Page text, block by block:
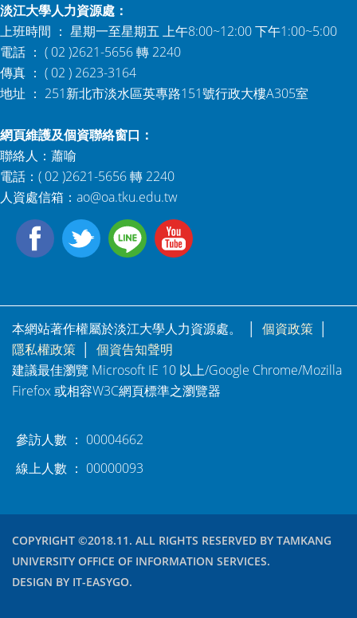
淡江大學人力資源處：
上班時間 ： 星期一至星期五 上午8:00~12:00 下午1:00~5:00
電話 ： ( 02 )2621-5656 轉 2240
傳真 ： ( 02 ) 2623-3164
地址 ： 251新北市淡水區英專路151號行政大樓A305室
網頁維護及個資聯絡窗口：
聯絡人：蕭喻
電話：( 02 )2621-5656 轉 2240
人資處信箱： ao@oa.tku.edu.tw
本網站著作權屬於淡江大學人力資源處。 │ 個資政策
隱私權政策
個資告知聲明
建議最佳瀏覽 Microsoft IE 10 以上/Google Chrome/Mozilla
Firefox 或相容W3C網頁標準之瀏覽器
參訪人數 ： 00004662
線上人數 ： 00000093
COPYRIGHT ©2018.11. ALL RIGHTS RESERVED BY TAMKANG
UNIVERSITY OFFICE OF INFORMATION SERVICES.
DESIGN BY IT-EASYGO.